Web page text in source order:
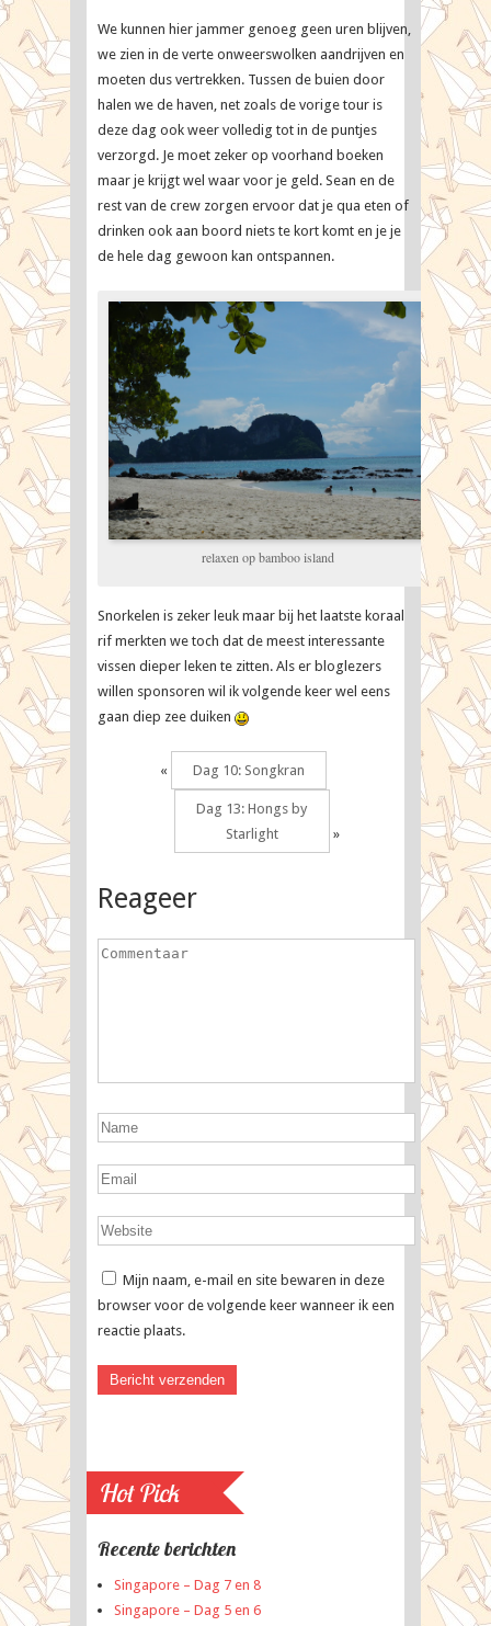
We kunnen hier jammer genoeg geen uren blijven,
we zien in de verte onweerswolken aandrijven en
moeten dus vertrekken. Tussen de buien door
halen we de haven, net zoals de vorige tour is
deze dag ook weer volledig tot in de puntjes
verzorgd. Je moet zeker op voorhand boeken
maar je krijgt wel waar voor je geld. Sean en de
rest van de crew zorgen ervoor dat je qua eten of
drinken ook aan boord niets te kort komt en je je
de hele dag gewoon kan ontspannen.
relaxen op bamboo island
Snorkelen is zeker leuk maar bij het laatste koraal
rif merkten we toch dat de meest interessante
vissen dieper leken te zitten. Als er bloglezers
willen sponsoren wil ik volgende keer wel eens
gaan diep zee duiken
« Dag 10: Songkran
Dag 13: Hongs by
Starlight
»
Reageer
Mijn naam, e-mail en site bewaren in deze
browser voor de volgende keer wanneer ik een
reactie plaats.
Hot Pick
Recente berichten
Singapore – Dag 7 en 8
Singapore – Dag 5 en 6